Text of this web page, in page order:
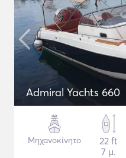
Admiral Yachts 660
Μηχανοκίνητο
22 ft
7 μ.